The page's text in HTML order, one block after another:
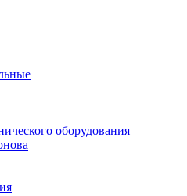
оборудования